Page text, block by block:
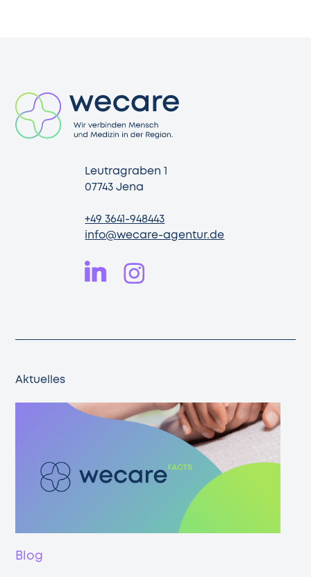
Leutragraben 1
07743 Jena
+49 3641-948443
info@wecare-agentur.de
Aktuelles
Blog